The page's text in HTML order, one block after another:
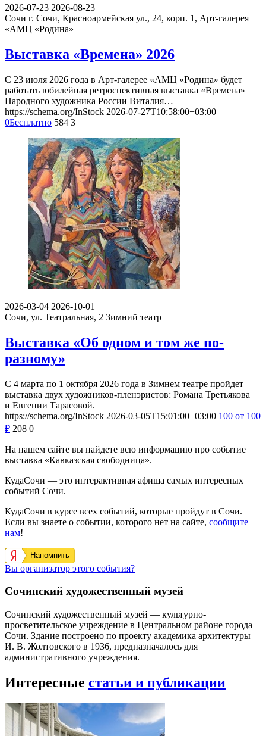
2026-07-23 2026-08-23
Сочи г. Сочи, Красноармейская ул., 24, корп. 1, Арт-галерея
«АМЦ «Родина»
Выставка «Времена» 2026
С 23 июля 2026 года в Арт-галерее «АМЦ «Родина» будет
работать юбилейная ретроспективная выставка «Времена»
Народного художника России Виталия…
https://schema.org/InStock 2026-07-27T10:58:00+03:00
0Бесплатно 584 3
2026-03-04 2026-10-01
Сочи, ул. Театральная, 2 Зимний театр
Выставка «Об одном и том же по-
разному»
С 4 марта по 1 октября 2026 года в Зимнем театре пройдет
выставка двух художников-пленэристов: Романа Третьякова
и Евгении Тарасовой.
https://schema.org/InStock 2026-03-05T15:01:00+03:00 100 от 100
₽ 208 0
На нашем сайте вы найдете всю информацию про событие
выставка «Кавказская свободница».
КудаСочи — это интерактивная афиша самых интересных
событий Сочи.
КудаСочи в курсе всех событий, которые пройдут в Сочи.
Если вы знаете о событии, которого нет на сайте, сообщите
нам!
Напомнить
Вы организатор этого события?
Сочинский художественный музей
Сочинский художественный музей — культурно-
просветительское учреждение в Центральном районе города
Сочи. Здание построено по проекту академика архитектуры
И. В. Жолтовского в 1936, предназначалось для
административного учреждения.
Интересные статьи и публикации